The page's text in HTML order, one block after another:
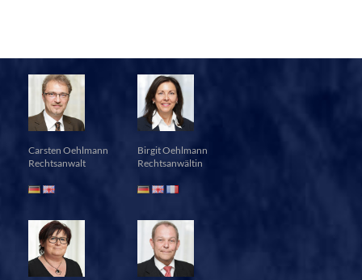
Carsten Oehlmann
Rechtsanwalt
Birgit Oehlmann
Rechtsanwältin